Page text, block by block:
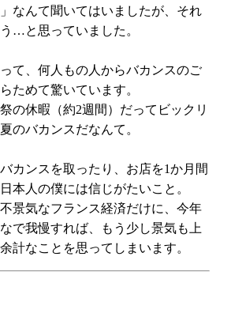
なんて聞いてはいましたが、それ
…と思っていました。
て、何人もの人からバカンスのご
ためて驚いています。
の休暇（約2週間）だってビックリ
のバカンスだなんて。
カンスを取ったり、お店を1か月間
本人の僕には信じがたいこと。
景気なフランス経済だけに、今年
で我慢すれば、もう少し景気も上
計なことを思ってしまいます。